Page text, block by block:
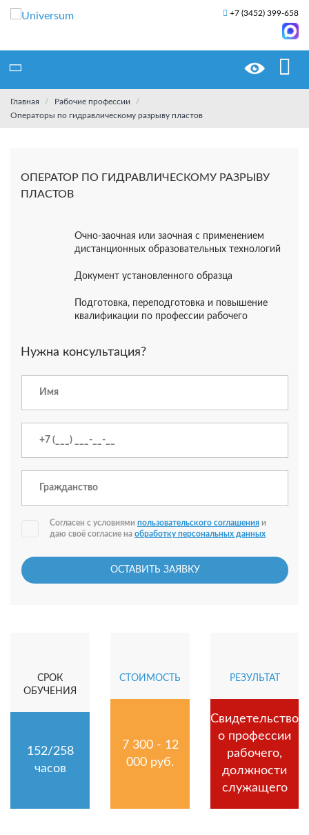
+7 (3452) 399-658
Главная
Рабочие профессии
Операторы по гидравлическому разрыву пластов
ОПЕРАТОР ПО ГИДРАВЛИЧЕСКОМУ РАЗРЫВУ
ПЛАСТОВ
Очно-заочная или заочная с применением
дистанционных образовательных технологий
Документ установленного образца
Подготовка, переподготовка и повышение
квалификации по профессии рабочего
Нужна консультация?
Согласен с условиями пользовательского соглашения и
даю своё согласие на обработку персональных данных
ОСТАВИТЬ ЗАЯВКУ
СРОК
ОБУЧЕНИЯ
152/258
часов
СТОИМОСТЬ
7 300 - 12
000 руб.
РЕЗУЛЬТАТ
Свидетельство
о профессии
рабочего,
должности
служащего